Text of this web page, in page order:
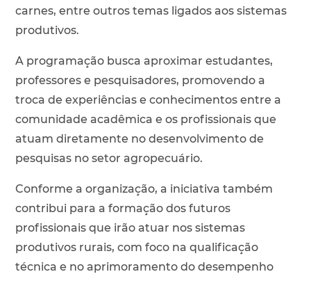
carnes, entre outros temas ligados aos sistemas
produtivos.
A programação busca aproximar estudantes,
professores e pesquisadores, promovendo a
troca de experiências e conhecimentos entre a
comunidade acadêmica e os profissionais que
atuam diretamente no desenvolvimento de
pesquisas no setor agropecuário.
Conforme a organização, a iniciativa também
contribui para a formação dos futuros
profissionais que irão atuar nos sistemas
produtivos rurais, com foco na qualificação
técnica e no aprimoramento do desempenho